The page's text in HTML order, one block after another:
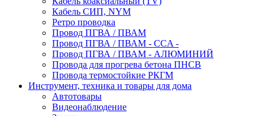
Кабель СИП, NYM
Ретро проводка
Провод ПГВА / ПВАМ
Провод ПГВА / ПВАМ - CCA -
Провод ПГВА / ПВАМ - АЛЮМИНИЙ
Провода для прогрева бетона ПНСВ
Провода термостойкие РКГМ
Инструмент, техника и товары для дома
Автотовары
Видеонаблюдение